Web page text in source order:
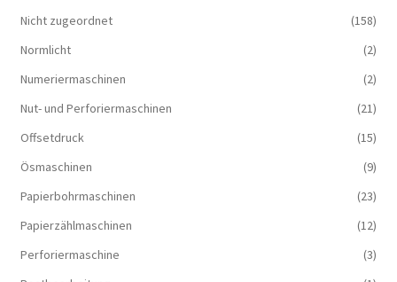
Nicht zugeordnet
(158)
Normlicht
(2)
Numeriermaschinen
(2)
Nut- und Perforiermaschinen
(21)
Offsetdruck
(15)
Ösmaschinen
(9)
Papierbohrmaschinen
(23)
Papierzählmaschinen
(12)
Perforiermaschine
(3)